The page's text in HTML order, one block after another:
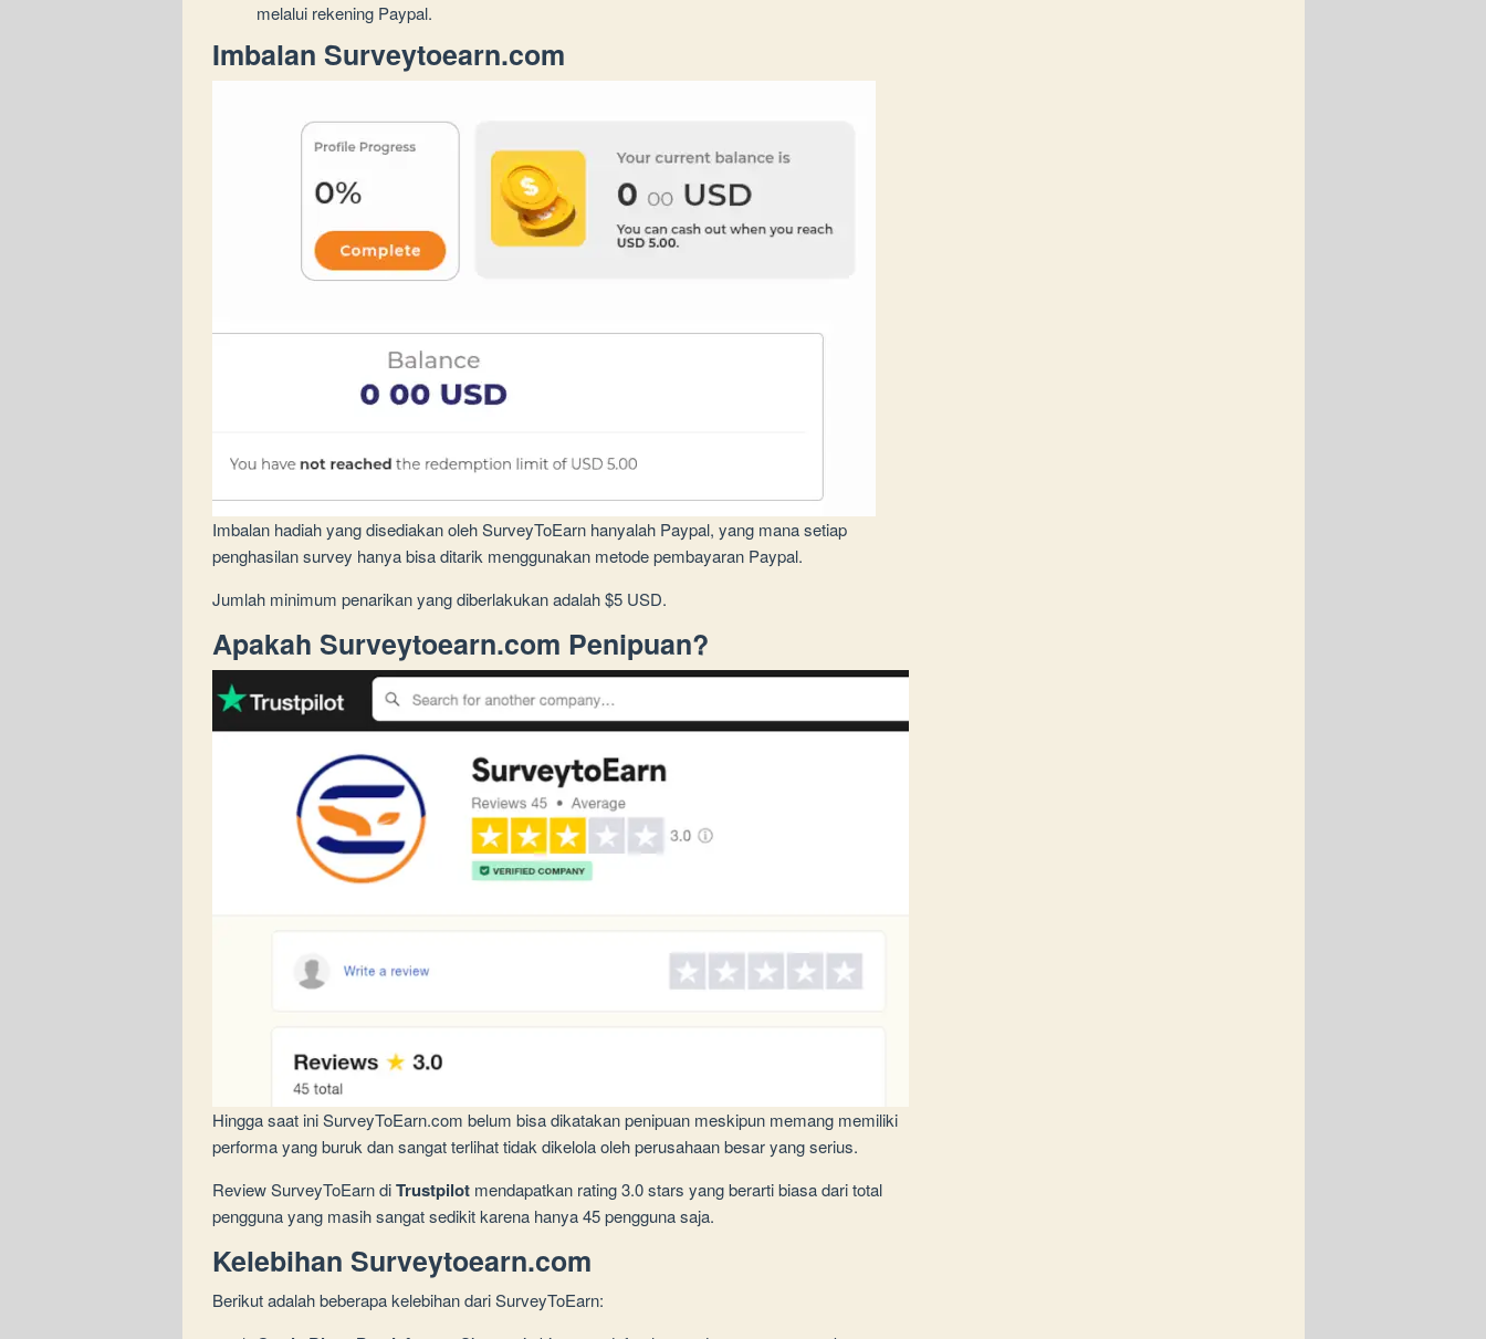
melalui rekening Paypal.
Imbalan Surveytoearn.com
Imbalan hadiah yang disediakan oleh SurveyToEarn hanyalah Paypal, yang mana setiap
penghasilan survey hanya bisa ditarik menggunakan metode pembayaran Paypal.
Jumlah minimum penarikan yang diberlakukan adalah $5 USD.
Apakah Surveytoearn.com Penipuan?
Hingga saat ini SurveyToEarn.com belum bisa dikatakan penipuan meskipun memang memiliki
performa yang buruk dan sangat terlihat tidak dikelola oleh perusahaan besar yang serius.
Review SurveyToEarn diTrustpilot mendapatkan rating 3.0 stars yang berarti biasa dari total
pengguna yang masih sangat sedikit karena hanya 45 pengguna saja.
Kelebihan Surveytoearn.com
Berikut adalah beberapa kelebihan dari SurveyToEarn: